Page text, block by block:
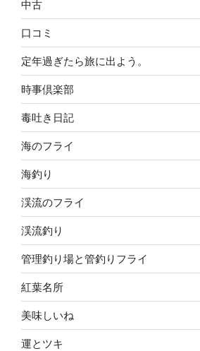
中古
口コミ
定年過ぎたら旅に出よう。
時事倶楽部
毒吐き日記
海のフライ
海釣り
渓流のフライ
渓流釣り
管理釣り場と管釣りフライ
紅葉名所
美味しいね
運とツキ